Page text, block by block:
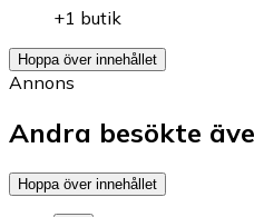
+1 butik
Hoppa över innehållet
Annons
Andra besökte
Hoppa över innehållet